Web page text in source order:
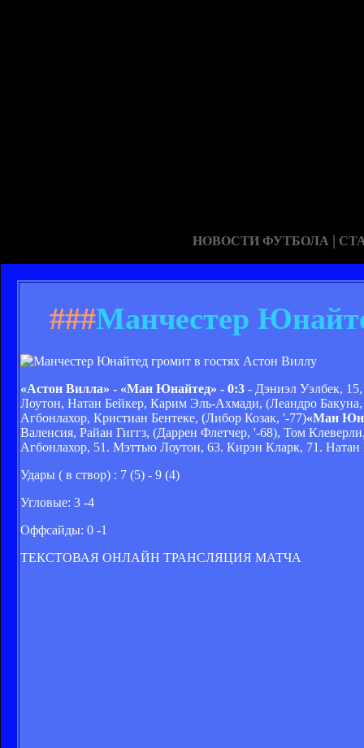
НОВОСТИ ФУТБОЛА |
###Манчестер
«Астон Вилла» - «Ман Юнайтед» - 0:3 - Дэниэл Уэлбек,
Лоутон, Натан Бейкер, Карим Эль-Ахмади, (Леандро
Агбонлахор, Кристиан Бентеке, (Либор Козак, '-77)«Ман
Валенсия, Райан Гиггз, (Даррен Флетчер, '-68), Том
Агбонлахор, 51. Мэттью Лоутон, 63. Кирэн Кларк, 71.
Удары ( в створ) : 7 (5) - 9 (4)
Угловые: 3 -4
Оффсайды: 0 -1
ТЕКСТОВАЯ ОНЛАЙН ТРАНСЛЯЦИЯ МАТЧА